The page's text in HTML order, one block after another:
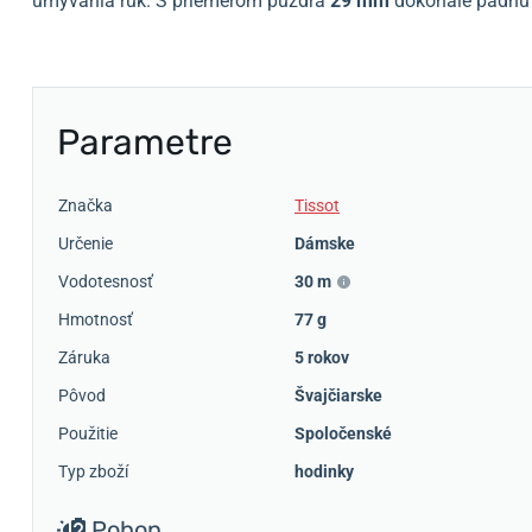
Parametre
Značka
Tissot
Určenie
Dámske
Vodotesnosť
30 m
Hmotnosť
77 g
Záruka
5 rokov
Pôvod
Švajčiarske
Použitie
Spoločenské
Typ zboží
hodinky